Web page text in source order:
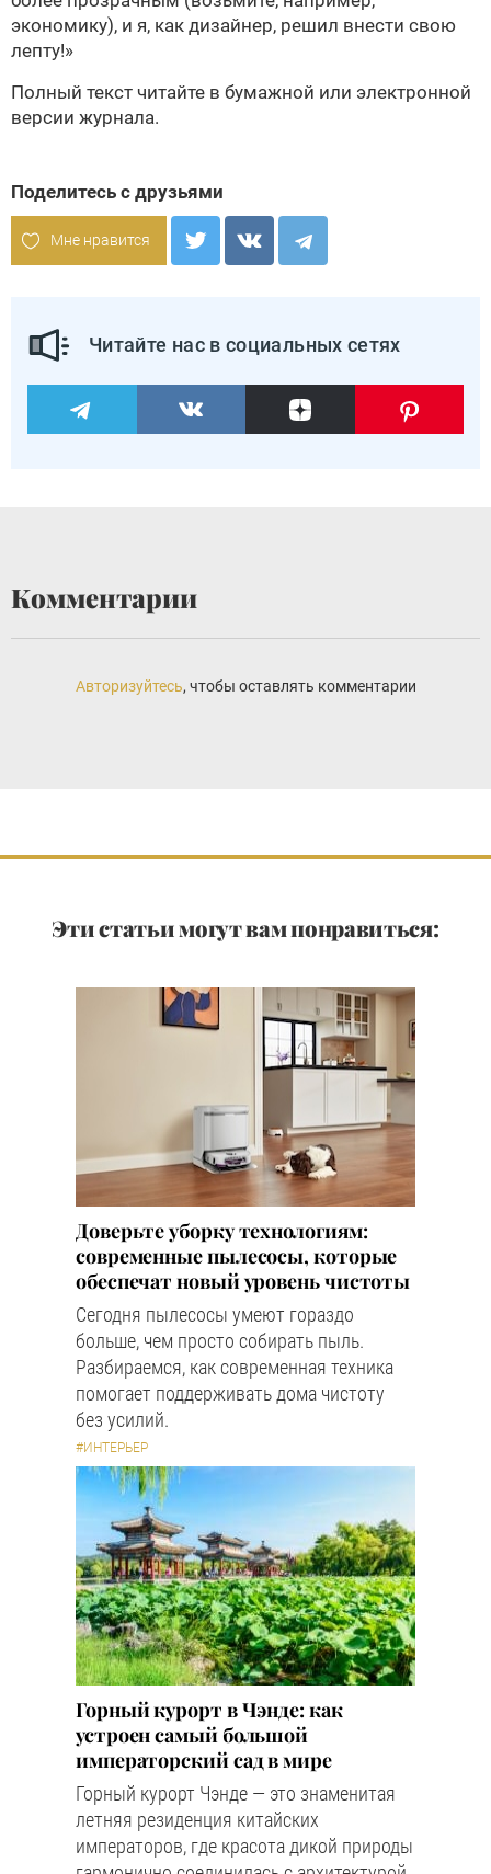
экономику), и я, как дизайнер, решил внести свою
лепту!»
Полный текст читайте в бумажной или электронной
версии журнала.
Поделитесь с друзьями
Мне нравится
Читайте нас в социальных сетях
Комментарии
Авторизуйтесь, чтобы оставлять комментарии
Эти статьи могут вам понравиться:
Доверьте уборку технологиям:
современные пылесосы, которые
обеспечат новый уровень чистоты
Сегодня пылесосы умеют гораздо
больше, чем просто собирать пыль.
Разбираемся, как современная техника
помогает поддерживать дома чистоту
без усилий.
#ИНТЕРЬЕР
Горный курорт в Чэнде: как
устроен самый большой
императорский сад в мире
Горный курорт Чэнде — это знаменитая
летняя резиденция китайских
императоров, где красота дикой природы